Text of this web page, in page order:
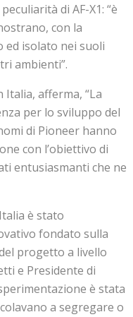
di AF-X1: “è
con la
ed isolato nei suoli
ambienti”.
afferma, “La
per lo sviluppo del
di Pioneer hanno
con l’obiettivo di
entusiasmanti che ne
è stato
fondato sulla
progetto a livello
e Presidente di
è stata
a segregare o